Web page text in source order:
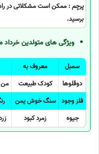
پرچم : ممکن است مشکلاتی در
برسید.
ویژگی های متولدین خرداد
سمبل معروف به
دوقلوها
کودک طبیعت من
فلز وجود سنگ خوش یمن
جیوه
زمرد کبود